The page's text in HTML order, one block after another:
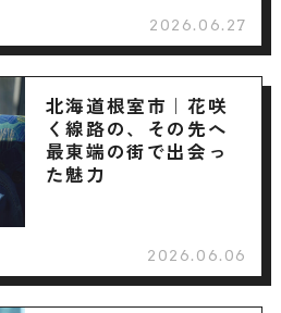
2026.06.27
北海道根室市｜花咲
く線路の、その先へ
最東端の街で出会っ
た魅力
2026.06.06